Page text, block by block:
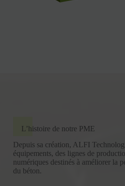
L’histoire de notre PME
Depuis sa création, ALFI
équipements, des lignes de
numériques destinés à améliorer la
du béton.